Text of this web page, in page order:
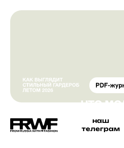
наш
телеграм